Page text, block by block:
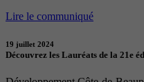
Lire le communiqué
19 juillet 2024
Découvrez les Lauréats de la 21e